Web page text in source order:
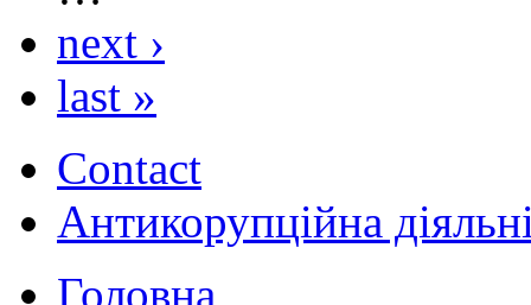
next ›
last »
Contact
Антикорупційна
Головна